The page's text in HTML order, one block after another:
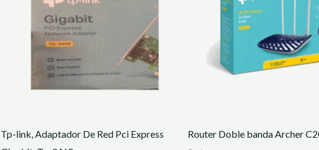
Tp-link, Adaptador De Red Pci Express
Router Doble banda Archer